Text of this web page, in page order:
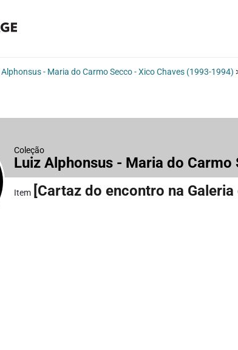
- Maria do Carmo Secco - Xico Chaves (1993-1994)
Coleção
Luiz Alphonsus - Maria do
Item [Cartaz do encontro na